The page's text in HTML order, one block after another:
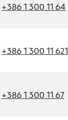
+386 1 300 11 64
+386 1 300 11 621
+386 1 300 11 67